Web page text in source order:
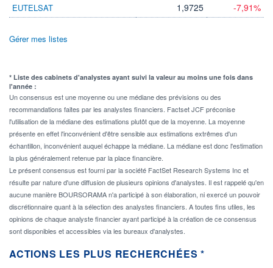
EUTELSAT 1,9725 -7,91%
Gérer mes listes
* Liste des cabinets d'analystes ayant suivi la valeur au moins une fois dans
l'année :
Un consensus est une moyenne ou une médiane des prévisions ou des
recommandations faites par les analystes financiers. Factset JCF préconise
l'utilisation de la médiane des estimations plutôt que de la moyenne. La moyenne
présente en effet l'inconvénient d'être sensible aux estimations extrêmes d'un
échantillon, inconvénient auquel échappe la médiane. La médiane est donc l'estimation
la plus généralement retenue par la place financière.
Le présent consensus est fourni par la société FactSet Research Systems Inc et
résulte par nature d'une diffusion de plusieurs opinions d'analystes. Il est rappelé qu'en
aucune manière BOURSORAMA n'a participé à son élaboration, ni exercé un pouvoir
discrétionnaire quant à la sélection des analystes financiers. A toutes fins utiles, les
opinions de chaque analyste financier ayant participé à la création de ce consensus
sont disponibles et accessibles via les bureaux d'analystes.
ACTIONS LES PLUS RECHERCHÉES *